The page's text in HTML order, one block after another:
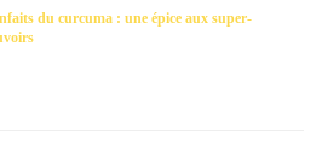
du curcuma : une épice aux super-